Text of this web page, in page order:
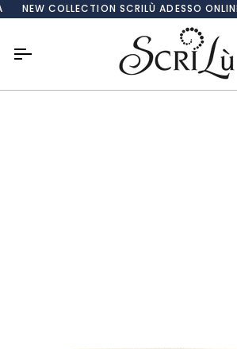
Salta
al
COLLECTION SCRILÙ ADESSO ONLINE ✨